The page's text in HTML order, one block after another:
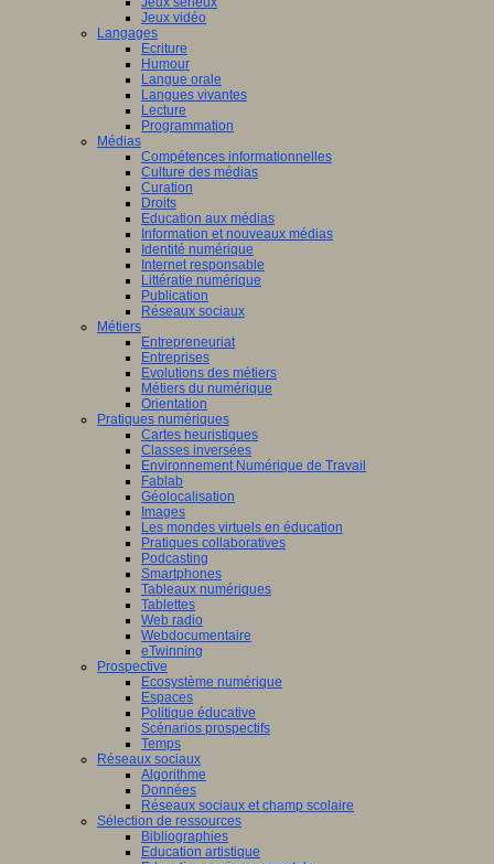
Jeux vidéo
Langages
Ecriture
Humour
Langue orale
Langues vivantes
Lecture
Programmation
Médias
Compétences informationnelles
Culture des médias
Curation
Droits
Education aux médias
Information et nouveaux médias
Identité numérique
Internet responsable
Littératie numérique
Publication
Réseaux sociaux
Métiers
Entrepreneuriat
Entreprises
Evolutions des métiers
Métiers du numérique
Orientation
Pratiques numériques
Cartes heuristiques
Classes inversées
Environnement Numérique de Travail
Fablab
Géolocalisation
Images
Les mondes virtuels en éducation
Pratiques collaboratives
Podcasting
Smartphones
Tableaux numériques
Tablettes
Web radio
Webdocumentaire
eTwinning
Prospective
Ecosystème numérique
Espaces
Politique éducative
Scénarios prospectifs
Temps
Réseaux sociaux
Algorithme
Données
Réseaux sociaux et champ scolaire
Sélection de ressources
Bibliographies
Education artistique